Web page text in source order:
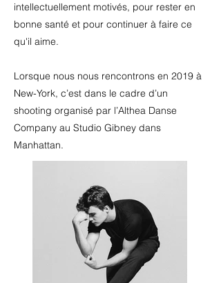
intellectuellement motivés, pour rester en
bonne santé et pour continuer à faire ce
qu'il aime.
Lorsque nous nous rencontrons en 2019 à
New-York, c’est dans le cadre d’un
shooting organisé par l’Althea Danse
Company au Studio Gibney dans
Manhattan.